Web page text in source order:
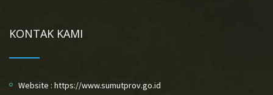
KONTAK KAMI
Website : https://www.sumutprov.go.id